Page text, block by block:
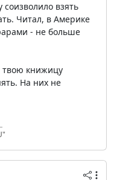
взять
Читал, в Америке
- не больше
твою книжицу
На них не